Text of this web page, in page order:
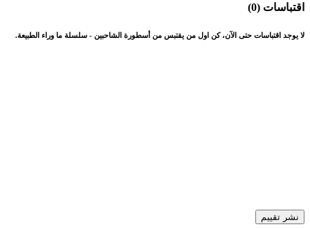
اقتباسات (0)
لا يوجد اقتباسات حتى الآن، كن اول من يقتبس من أسطورة الشاحبين - سلسلة ما وراء الطبيعة.
نشر تقييم